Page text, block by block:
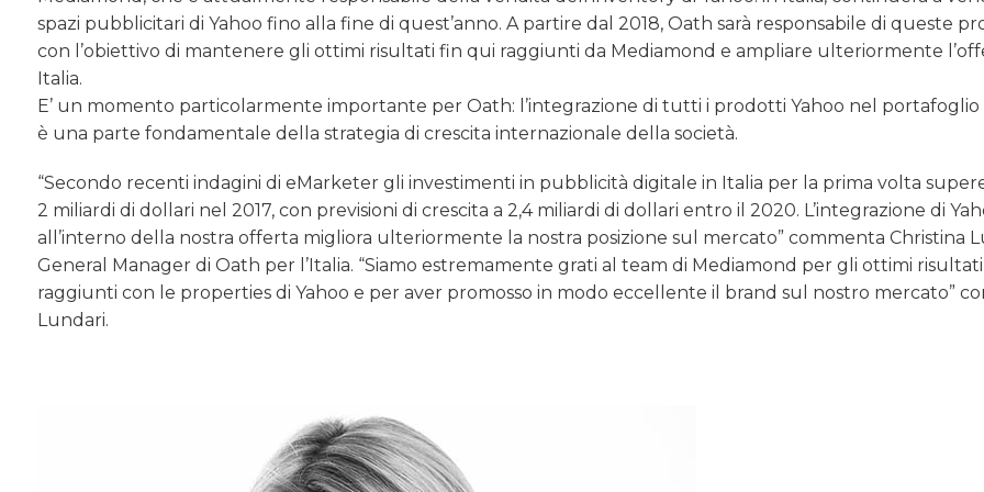
spazi pubblicitari di Yahoo fino alla fine di quest’anno. A partire dal 2018, Oath sarà responsabile di queste
con l’obiettivo di mantenere gli ottimi risultati fin qui raggiunti da Mediamond e ampliare ulteriormente
Italia.
E’ un momento particolarmente importante per Oath: l’integrazione di tutti i prodotti Yahoo nel portafoglio
è una parte fondamentale della strategia di crescita internazionale della società.
“Secondo recenti indagini di eMarketer gli investimenti in pubblicità digitale in Italia per la prima volta
2 miliardi di dollari nel 2017, con previsioni di crescita a 2,4 miliardi di dollari entro il 2020. L’integrazione di
all’interno della nostra offerta migliora ulteriormente la nostra posizione sul mercato” commenta Christina
General Manager di Oath per l’Italia. “Siamo estremamente grati al team di Mediamond per gli ottimi risultati
raggiunti con le properties di Yahoo e per aver promosso in modo eccellente il brand sul nostro mercato”
Lundari.